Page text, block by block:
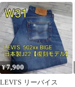
W28 / L33
¥7,900
LEVI'S リーバイス